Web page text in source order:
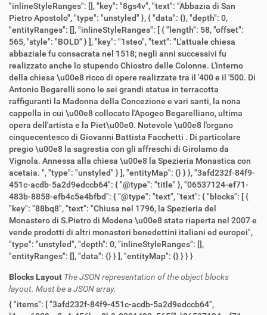
"inlineStyleRanges": [], "key": "8gs4v", "text": "Abbazia di San
Pietro Apostolo", "type": "unstyled" }, { "data": {}, "depth": 0,
"entityRanges": [], "inlineStyleRanges": [ { "length": 58, "offset":
565, "style": "BOLD" } ], "key": "1steo", "text": "L'attuale chiesa
abbaziale fu consacrata nel 1518; negli anni successivi fu
realizzato anche lo stupendo Chiostro delle Colonne. L'interno
della chiesa \u00e8 ricco di opere realizzate tra il '400 e il '500. Di
Antonio Begarelli sono le sei grandi statue in terracotta
raffiguranti la Madonna della Concezione e vari santi, la nona
cappella in cui \u00e8 collocato l'Apogeo Begarelliano, ultima
opera dell'artista e la Piet\u00e0. Notevole \u00e8 l'organo
cinquecentesco di Giovanni Battista Facchetti . Di particolare
pregio \u00e8 la sagrestia con gli affreschi di Girolamo da
Vignola. Annessa alla chiesa \u00e8 la Spezieria Monastica con
acetaia. ", "type": "unstyled" } ], "entityMap": {} } }, "3afd232f-84f9-
451c-acdb-5a2d9edccb64": { "@type": "title" }, "06537124-ef71-
483b-8858-efb4c5e4bfbd": { "@type": "text", "text": { "blocks": [ {
"key": "88bq8", "text": "Chiusa nel 1796, la Spezieria del
Monastero di S.Pietro di Modena \u00e8 stata riaperta nel 2007 e
vende prodotti di altri monasteri benedettini italiani ed europei",
"type": "unstyled", "depth": 0, "inlineStyleRanges": [],
"entityRanges": [], "data": {} } ], "entityMap": {} } } }
Blocks Layout The JSON representation of the object blocks
layout. Must be a JSON array.
{ "items": [ "3afd232f-84f9-451c-acdb-5a2d9edccb64",